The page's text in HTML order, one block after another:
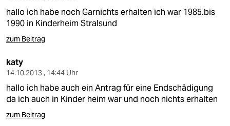
verlag
shop
fragen & hilfe
unterstützen
hallo ich habe noch Garnichts erhalten ich war 1985.bis
1990 in Kinderheim Stralsund
zum Beitrag
katy
14.10.2013 , 14:44 Uhr
hallo ich habe auch ein Antrag für eine Endschädigung
da ich auch in Kinder heim war und noch nichts erhalten
zum Beitrag